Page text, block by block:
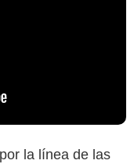
la línea de las